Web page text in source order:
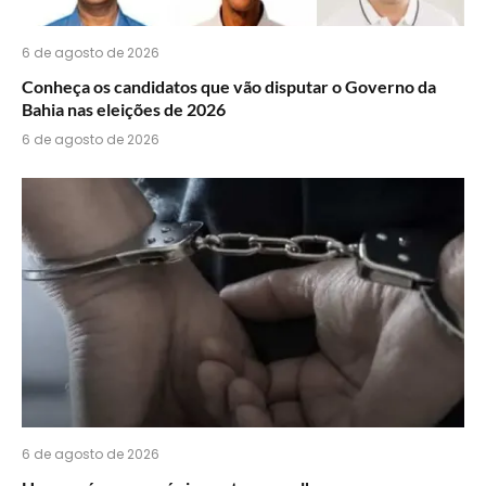
6 de agosto de 2026
Conheça os candidatos que vão disputar o Governo da
Bahia nas eleições de 2026
6 de agosto de 2026
6 de agosto de 2026